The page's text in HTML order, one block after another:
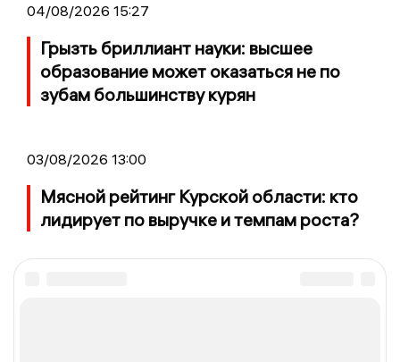
04/08/2026 15:27
Грызть бриллиант науки: высшее
образование может оказаться не по
зубам большинству курян
03/08/2026 13:00
Мясной рейтинг Курской области: кто
лидирует по выручке и темпам роста?